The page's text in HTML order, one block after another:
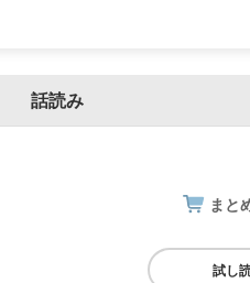
話読み
まと
試し